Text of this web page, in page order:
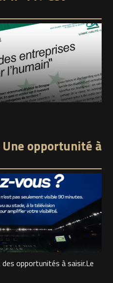
opportunité à
opportunités à saisir.Le